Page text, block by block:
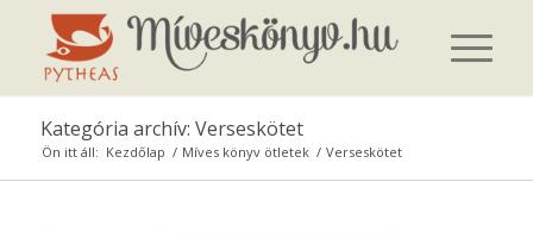
Kategória archív: Verseskötet
Ön itt áll: Kezdőlap / Míves könyv ötletek / Verseskötet